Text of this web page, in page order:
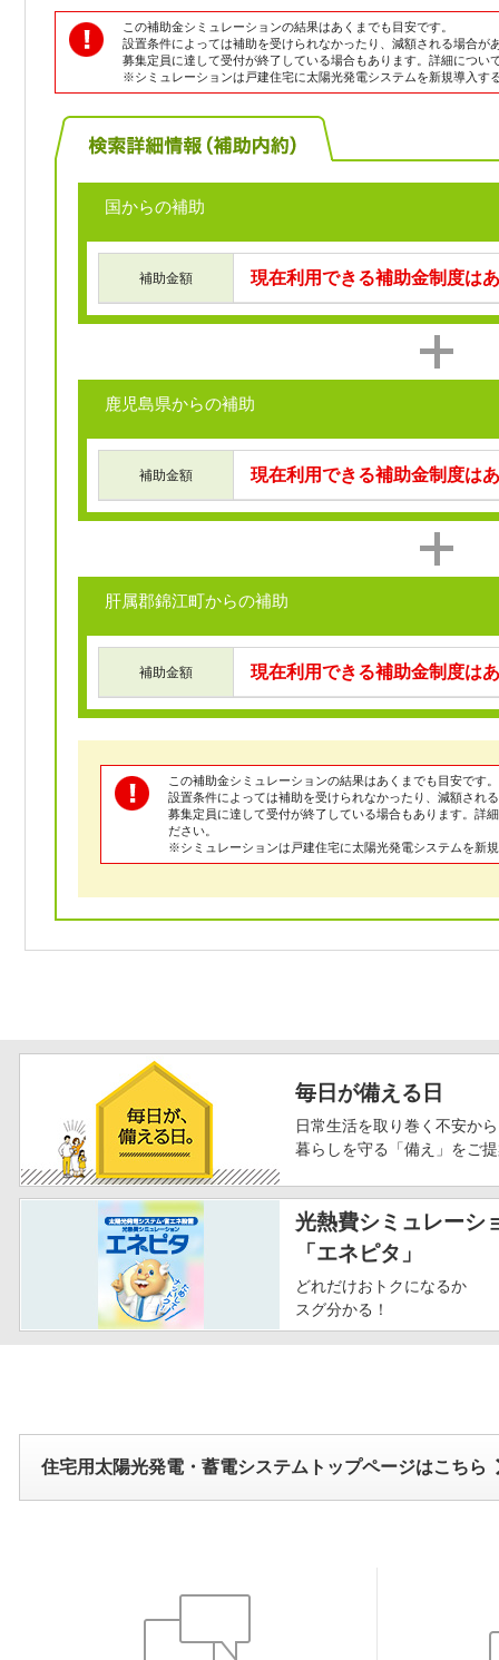
この補助金シミュレーションの結果はあくまでも目安です。
設置条件によっては補助を受けられなかったり、減額される場合が
募集定員に達して受付が終了している場合もあります。詳細につい
※シミュレーションは戸建住宅に太陽光発電システムを新規導入す
国からの補助
補助金額 現在利用できる補助金制度は
鹿児島県からの補助
補助金額 現在利用できる補助金制度は
肝属郡錦江町からの補助
補助金額 現在利用できる補助金制度は
この補助金シミュレーションの結果はあくまでも目安です。
設置条件によっては補助を受けられなかったり、減額され
募集定員に達して受付が終了している場合もあります。詳
ださい。
※シミュレーションは戸建住宅に太陽光発電システムを新
毎日が備える日
日常生活を取り巻く不安から
暮らしを守る「備え」をご
光熱費シミュレーシ
「エネピタ」
どれだけおトクになるか
スグ分かる！
住宅用太陽光発電・蓄電システムトップページはこちら